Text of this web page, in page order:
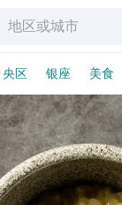
区 银座 美食